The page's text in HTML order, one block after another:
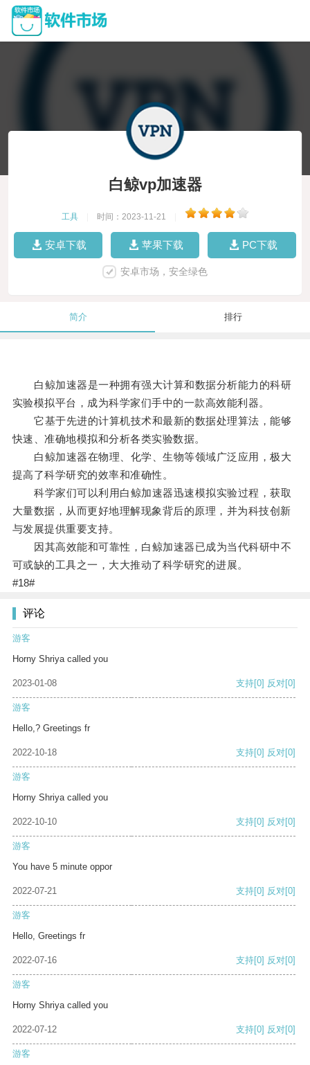
白鲸vp加速器
工具 时间：2023-11-21
安卓下载 苹果下载 PC下载
安卓市场，安全绿色
简介 排行
白鲸加速器是一种拥有强大计算和数据分析能力的科研
实验模拟平台，成为科学家们手中的一款高效能利器。
它基于先进的计算机技术和最新的数据处理算法，能够
快速、准确地模拟和分析各类实验数据。
白鲸加速器在物理、化学、生物等领域广泛应用，极大
提高了科学研究的效率和准确性。
科学家们可以利用白鲸加速器迅速模拟实验过程，获取
大量数据，从而更好地理解现象背后的原理，并为科技创新
与发展提供重要支持。
因其高效能和可靠性，白鲸加速器已成为当代科研中不
可或缺的工具之一，大大推动了科学研究的进展。
#18#
评论
游客
Horny Shriya called you
2023-01-08 支持[0] 反对[0]
游客
Hello,? Greetings fr
2022-10-18 支持[0] 反对[0]
游客
Horny Shriya called you
2022-10-10 支持[0] 反对[0]
游客
You have 5 minute oppor
2022-07-21 支持[0] 反对[0]
游客
Hello, Greetings fr
2022-07-16 支持[0] 反对[0]
游客
Horny Shriya called you
2022-07-12 支持[0] 反对[0]
游客